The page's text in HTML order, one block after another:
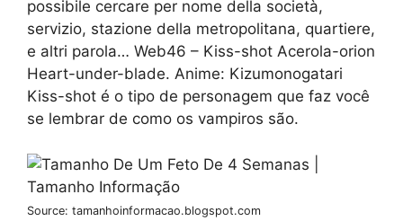
possibile cercare per nome della società,
servizio, stazione della metropolitana, quartiere,
e altri parola… Web46 – Kiss-shot Acerola-orion
Heart-under-blade. Anime: Kizumonogatari
Kiss-shot é o tipo de personagem que faz você
se lembrar de como os vampiros são.
Source: tamanhoinformacao.blogspot.com